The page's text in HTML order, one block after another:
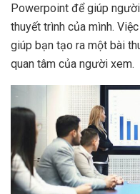
Powerpoint để giúp
thuyết trình của mình.
giúp bạn tạo ra một bài
quan tâm của người xem.